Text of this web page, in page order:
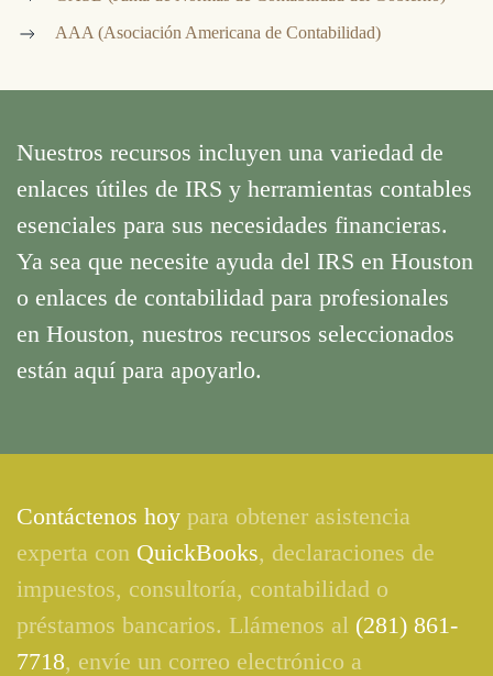
AAA (Asociación Americana de Contabilidad)
Nuestros recursos incluyen una variedad de
enlaces útiles de IRS y herramientas contables
esenciales para sus necesidades financieras.
Ya sea que necesite ayuda del IRS en Houston
o enlaces de contabilidad para profesionales
en Houston, nuestros recursos seleccionados
están aquí para apoyarlo.
Contáctenos hoy para obtener asistencia
experta con QuickBooks, declaraciones de
impuestos, consultoría, contabilidad o
préstamos bancarios. Llámenos al (281) 861-
7718, envíe un correo electrónico a